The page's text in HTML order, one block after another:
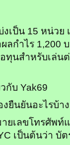
เป็น 15 หน่ว
ลกำไร 1,200
ทุนสำหรับเล่น
กับ Yak69
ยืนยันอะไรบ้า
ยเลขโทรศัพท์
เป็นต้นว่า บั